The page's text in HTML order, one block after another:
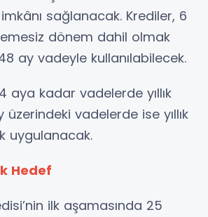
sağlanacak. Krediler, 6
dönem dahil olmak
ay vadeyle kullanılabilecek.
aya kadar vadelerde yıllık
vadelerde ise yıllık
uygulanacak.
Hedef
ilk aşamasında 25